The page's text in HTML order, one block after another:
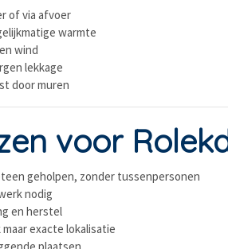
of via afvoer
warmte
wind
lekkage
door muren
voor
geholpen, zonder tussenpersonen
nodig
en herstel
exacte lokalisatie